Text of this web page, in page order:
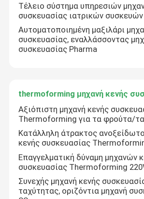
Τέλειο σύστημα υπηρεσιών
συσκευασίας ιατρικών
Αυτοματοποιημένη μαξιλάρι
συσκευασίας, εναλλάσσοντας
συσκευασίας Pharma
thermoforming μηχανή κενής
Αξιόπιστη μηχανή κενής
Thermoforming για τα φρούτα/
Κατάλληλη άτρακτος
κενής συσκευασίας
Επαγγελματική δύναμη μηχανών
συσκευασίας Thermoforming
Συνεχής μηχανή κενής
ταχύτητας, οριζόντια μηχανή